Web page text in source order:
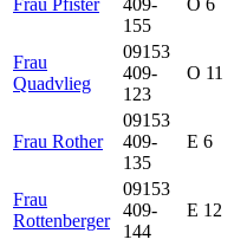
Frau Pfister
409-
155
O 6
Frau
Quadvlieg
09153
409-
123
O 11
Frau Rother
09153
409-
135
E 6
Frau
Rottenberger
09153
409-
144
E 12